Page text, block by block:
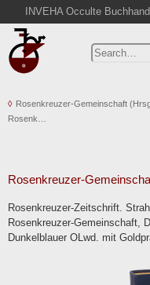
INVEHA Occulte
Home
Advanced Search
Cart
Abbreviations
Contact
Terms
Rosenkreuzer-Gemeinschaft
Rosenk…
Rosenkreuzer-
Rosenkreuzer-Zeitschrift.
Rosenkreuzer-Gemeinschaft,
Dunkelblauer OLwd. mit